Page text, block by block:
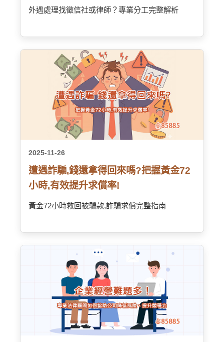
外遇處理找徵信社或律師？專業分工完整解析
2025-11-26
遭遇詐騙,錢還拿得回來嗎?把握黃金72
小時,有效提升求償率!
黃金72小時救回被騙款,詐騙求償完整指南